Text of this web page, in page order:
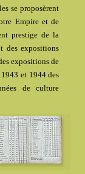
se proposèrent
Empire et de
prestige de la
des expositions
expositions de
et 1944 des
de culture